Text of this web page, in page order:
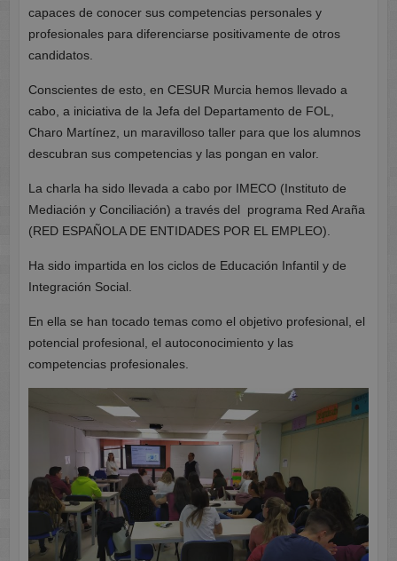
capaces de conocer sus competencias personales y
profesionales para diferenciarse positivamente de otros
candidatos.
Conscientes de esto, en CESUR Murcia hemos llevado a
cabo, a iniciativa de la Jefa del Departamento de FOL,
Charo Martínez, un maravilloso taller para que los alumnos
descubran sus competencias y las pongan en valor.
La charla ha sido llevada a cabo por IMECO (Instituto de
Mediación y Conciliación) a través del programa Red Araña
(RED ESPAÑOLA DE ENTIDADES POR EL EMPLEO).
Ha sido impartida en los ciclos de Educación Infantil y de
Integración Social.
En ella se han tocado temas como el objetivo profesional, el
potencial profesional, el autoconocimiento y las
competencias profesionales.